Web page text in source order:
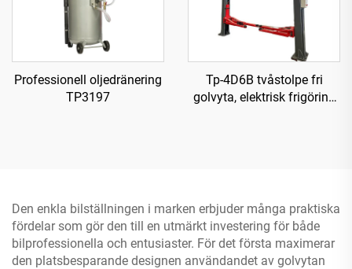
Professionell oljedränering
TP3197
Tp-4D6B tvåstolpe fri
golvyta, elektrisk frigöring
Den enkla bilställningen i marken erbjuder många praktiska
fördelar som gör den till en utmärkt investering för både
bilprofessionella och entusiaster. För det första maximerar
den platsbesparande designen användandet av golvytan